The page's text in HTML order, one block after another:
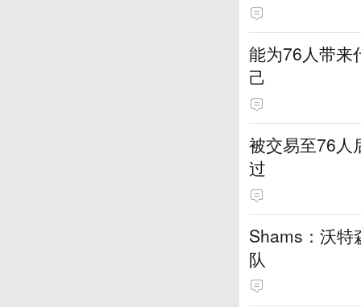
能为76人带来
己
被交易至76人
过
Shams：沃特
队